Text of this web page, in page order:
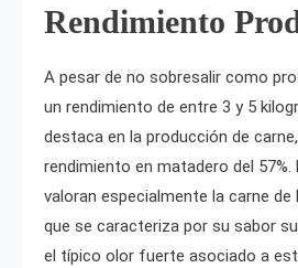
Rendimiento
A pesar de no sobresalir como
un rendimiento de entre 3 y 5
destaca en la producción de
rendimiento en matadero del
valoran especialmente la carne de
que se caracteriza por su sabor
el típico olor fuerte asociado a